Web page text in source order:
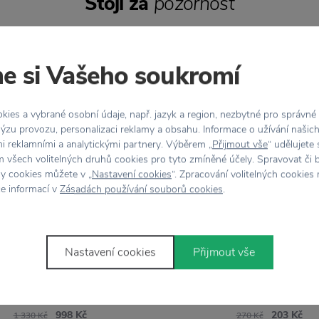
IRIS HANTVERK
věšák Multihanger 13
1 330 Kč 998 Kč
−25 %
IRIS HANTVERK
Odkládací dřevěný talířek
270 Kč 203 Kč
si Vašeho soukromí
a vybrané osobní údaje, např. jazyk a region, nezbytné pro
provozu, personalizaci reklamy a obsahu. Informace o užívání
reklamními a analytickými partnery. Výběrem „Přijmout vše“ udělujete
všech volitelných druhů cookies pro tyto zmíněné účely. Spravovat či
cookies můžete v „Nastavení cookies“. Zpracování volitelných cookies
informací v Zásadách používání souborů cookies.
Nastavení cookies Přijmout vše